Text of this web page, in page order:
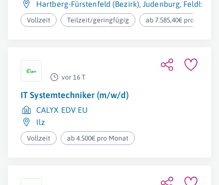
Hartberg-Fürstenfeld (Bezirk),Judenburg, Feldbach
Vollzeit Teilzeit/geringfügig ab 7.585,40€ pro Monat
vor 16 T
IT Systemtechniker (m/w/d)
CALYX EDV EU
Ilz
Vollzeit ab 4.500€ pro Monat